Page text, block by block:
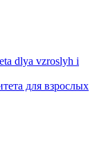
для взрослых